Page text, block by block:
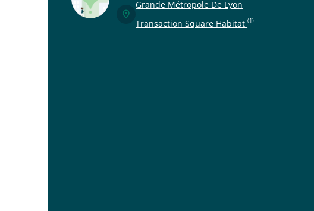
Grande Métropole De Lyon
Transaction Square Habitat(1)